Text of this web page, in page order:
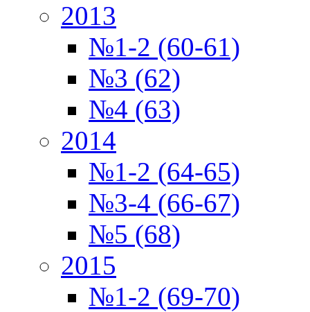
2013
№1-2 (60-61)
№3 (62)
№4 (63)
2014
№1-2 (64-65)
№3-4 (66-67)
№5 (68)
2015
№1-2 (69-70)